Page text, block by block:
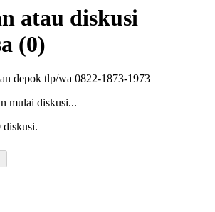
atau diskusi
(0)
depok tlp/wa 0822-1873-1973
mulai diskusi...
diskusi.